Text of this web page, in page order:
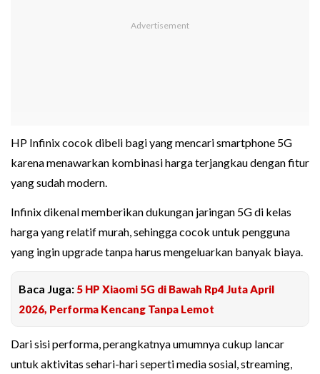
HP Infinix cocok dibeli bagi yang mencari smartphone 5G
karena menawarkan kombinasi harga terjangkau dengan fitur
yang sudah modern.
Infinix dikenal memberikan dukungan jaringan 5G di kelas
harga yang relatif murah, sehingga cocok untuk pengguna
yang ingin upgrade tanpa harus mengeluarkan banyak biaya.
Baca Juga: 5 HP Xiaomi 5G di Bawah Rp4 Juta April
2026, Performa Kencang Tanpa Lemot
Dari sisi performa, perangkatnya umumnya cukup lancar
untuk aktivitas sehari-hari seperti media sosial, streaming,